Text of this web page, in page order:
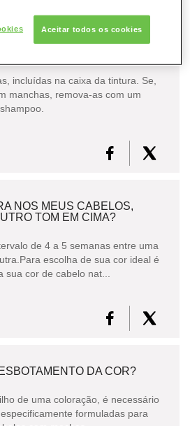
DURANTE A
incluídas na caixa da tintura. Se,
manchas, remova-as com um
NOS MEUS CABELOS,
TOM EM CIMA?
de 4 a 5 semanas entre uma
escolha de sua cor ideal é
sua cor de cabelo nat...
DA COR?
de uma coloração, é necessário
formuladas para
Aceitar todos os cookies